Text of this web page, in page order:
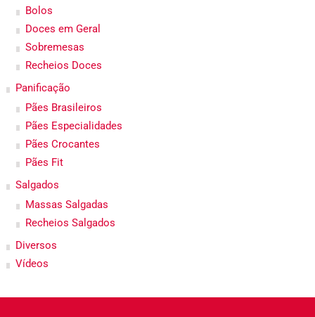
Bolos
Doces em Geral
Sobremesas
Recheios Doces
Panificação
Pães Brasileiros
Pães Especialidades
Pães Crocantes
Pães Fit
Salgados
Massas Salgadas
Recheios Salgados
Diversos
Vídeos